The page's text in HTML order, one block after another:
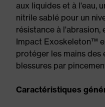
aux liquides et à l'eau,
nitrile sablé pour un
résistance à l'abrasion,
Impact Exoskeleton™
protéger les mains des
blessures par
Caractéristiques